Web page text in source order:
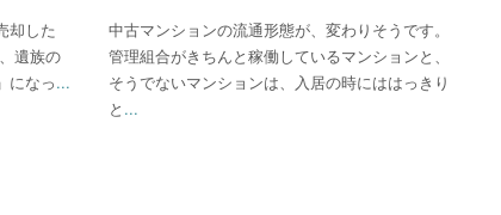
却した
遺族の
になっ...
中古マンションの流通形態が、変わりそうです。
管理組合がきちんと稼働しているマンションと、
そうでないマンションは、入居の時にははっきり
と ...